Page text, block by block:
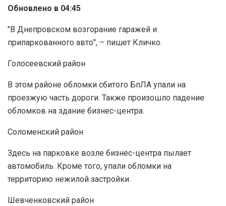
Обновлено в 04:45
"В Днепровском возгорание гаражей и
припаркованного авто", – пишет Кличко.
Голосеевский район
В этом районе обломки сбитого БпЛА упали на
проезжую часть дороги. Также произошло падение
обломков на здание бизнес-центра.
Соломенский район
Здесь на парковке возле бизнес-центра пылает
автомобиль. Кроме того, упали обломки на
территорию нежилой застройки.
Шевченковский район